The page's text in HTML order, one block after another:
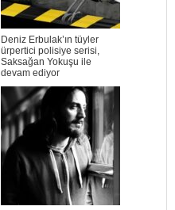
Deniz Erbulak’ın tüyler
ürpertici polisiye serisi,
Saksağan Yokuşu ile
devam ediyor